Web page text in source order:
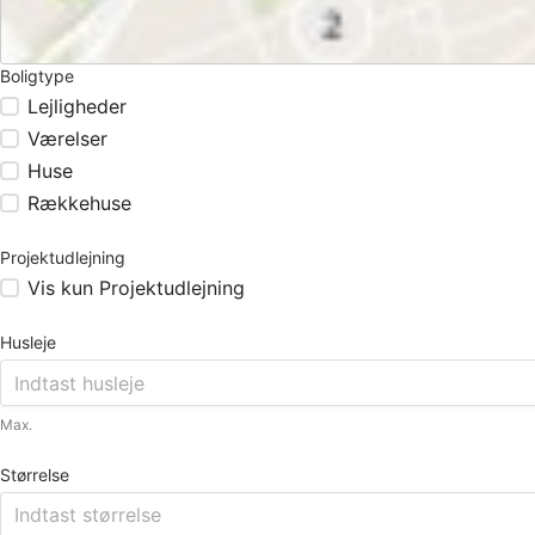
Boligtype
Lejligheder
Værelser
Huse
Rækkehuse
Projektudlejning
Vis kun Projektudlejning
Husleje
Max.
Størrelse